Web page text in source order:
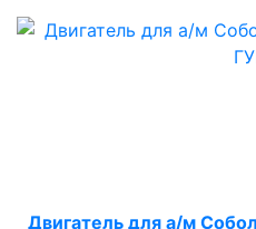
Двигатель для а/м